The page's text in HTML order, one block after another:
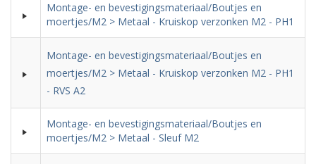
Montage- en bevestigingsmateriaal/Boutjes en
moertjes/M2 > Metaal - Kruiskop verzonken M2 - PH1
Montage- en bevestigingsmateriaal/Boutjes en
moertjes/M2 > Metaal - Kruiskop verzonken M2 - PH1
- RVS A2
Montage- en bevestigingsmateriaal/Boutjes en
moertjes/M2 > Metaal - Sleuf M2